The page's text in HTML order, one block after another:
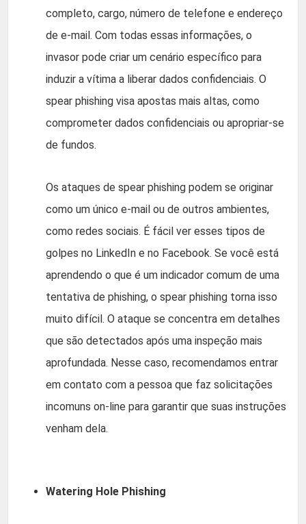
completo, cargo, número de telefone e endereço
de e-mail. Com todas essas informações, o
invasor pode criar um cenário específico para
induzir a vítima a liberar dados confidenciais. O
spear phishing visa apostas mais altas, como
comprometer dados confidenciais ou apropriar-se
de fundos.
Os ataques de spear phishing podem se originar
como um único e-mail ou de outros ambientes,
como redes sociais. É fácil ver esses tipos de
golpes no LinkedIn e no Facebook. Se você está
aprendendo o que é um indicador comum de uma
tentativa de phishing, o spear phishing torna isso
muito difícil. O ataque se concentra em detalhes
que são detectados após uma inspeção mais
aprofundada. Nesse caso, recomendamos entrar
em contato com a pessoa que faz solicitações
incomuns on-line para garantir que suas instruções
venham dela.
Watering Hole Phishing